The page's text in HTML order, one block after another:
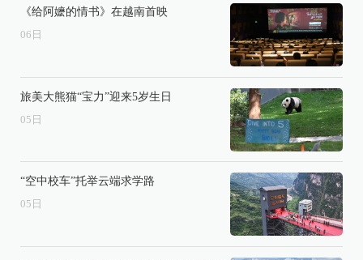
《给阿嬷的情书》在越南首映
06 日
旅美大熊猫“宝力”迎来5岁生日
05 日
“空中校车”托举云端求学路
05 日